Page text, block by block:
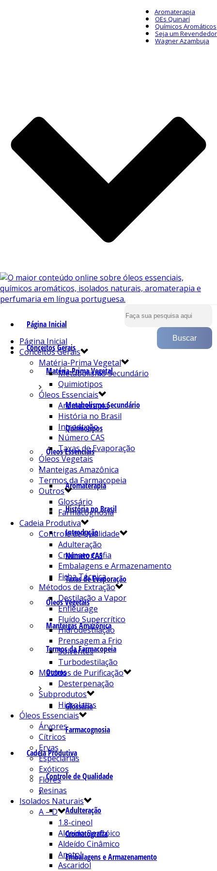
Aromaterapia
OEs Quinarí
Químicos Aromáticos
Seja um Revendedor
Wagner Azambuja
Página Inicial
Conceitos Gerais
Matéria-Prima Vegetal
Metabolismo Secundário
Quimiotipos
Óleos Essenciais
Aromaterapia
História no Brasil
Introdução
Número CAS
Taxas de Evaporação
Óleos Vegetais
Manteigas Amazônica
Termos da Farmacopeia
Outros
Glossário
Farmacognosia
Cadeia Produtiva
Controle de Qualidade
Adulteração
Cromatografia
Embalagens e Armazenamento
Página Inicial
Conceitos Gerais
Matéria-Prima Vegetal
Metabolismo Secundário
Quimiotipos
Óleos Essenciais
Aromaterapia
História no Brasil
Introdução
Número CAS
Taxas de Evaporação
Óleos Vegetais
Manteigas Amazônica
Termos da Farmacopeia
Outros
Glossário
Farmacognosia
Cadeia Produtiva
Controle de Qualidade
Adulteração
Cromatografia
Embalagens e Armazenamento
Ficha Técnica
Métodos de Extração
Destilação a Vapor
Enfleurage
Fluído Supercrítico
Hidrodestilação
Prensagem a Frio
Solventes
Turbodestilação
Métodos de Purificação
Desterpenação
Subprodutos
Hidrolatos
Óleos Essenciais
Árvores
Cítricos
Ervas
Especiarias
Exóticos
Flores
Resinas
Isolados Naturais
A – D
1.8-cineol
Aldeído Benzóico
Aldeído Cinâmico
Anetol
Ascaridol